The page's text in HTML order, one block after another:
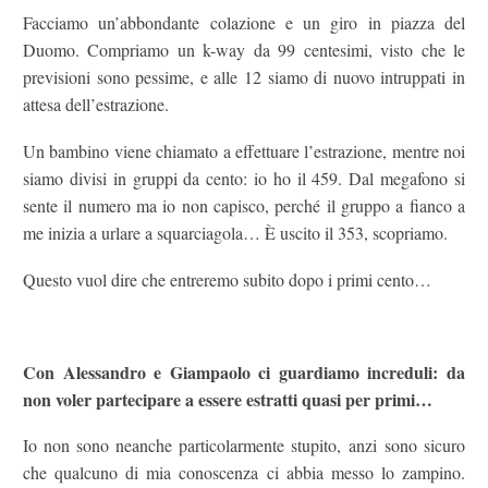
Facciamo un’abbondante colazione e un giro in piazza del
Duomo. Compriamo un k-way da 99 centesimi, visto che le
previsioni sono pessime, e alle 12 siamo di nuovo intruppati in
attesa dell’estrazione.
Un bambino viene chiamato a effettuare l’estrazione, mentre noi
siamo divisi in gruppi da cento: io ho il 459. Dal megafono si
sente il numero ma io non capisco, perché il gruppo a fianco a
me inizia a urlare a squarciagola… È uscito il 353, scopriamo.
Questo vuol dire che entreremo subito dopo i primi cento…
Con Alessandro e Giampaolo ci guardiamo increduli: da
non voler partecipare a essere estratti quasi per primi…
Io non sono neanche particolarmente stupito, anzi sono sicuro
che qualcuno di mia conoscenza ci abbia messo lo zampino.